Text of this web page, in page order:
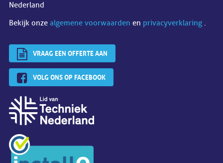
Nederland
Bekijk onze algemene voorwaarden en privacyverklaring .
VRAAG EEN OFFERTE AAN
VOLG ONS OP FACEBOOK